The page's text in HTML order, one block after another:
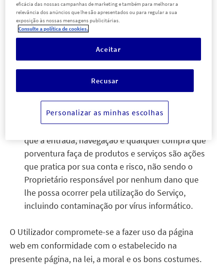
2. Condições de Uso e Segurança da página web
O Utilizador expressamente reconhece e aceita que:
Toda a informação que disponibiliza é
verdadeira, servindo de base para a aceitação do
É financeiramente responsável pela compra do
produto que fizer através do presente website;
Ao utilizar o website o Utilizador reconhece ainda
que a entrada, navegação e qualquer compra que
porventura faça de produtos e serviços são ações
que pratica por sua conta e risco, não sendo o
Proprietário responsável por nenhum dano que
lhe possa ocorrer pela utilização do Serviço,
incluindo contaminação por vírus informático.
O Utilizador compromete-se a fazer uso da página
web em conformidade com o estabelecido na
presente página, na lei, a moral e os bons costumes.
eficácia das nossas campanhas de marketing e também para melhorar a
relevância dos anúncios que lhe são apresentados ou para regular a sua
exposição às nossas mensagens publicitárias.
Consulte a política de cookies.
Personalizar as minhas escolhas
Recusar
Aceitar